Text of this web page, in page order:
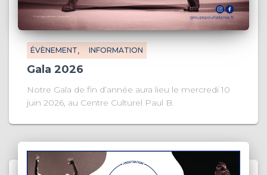
ÉVÈNEMENT INFORMATION
Gala 2026
Notre Gala de fin d’année aura lieu le mercredi 10
juin 2026, au Centre Culturel Paul B.